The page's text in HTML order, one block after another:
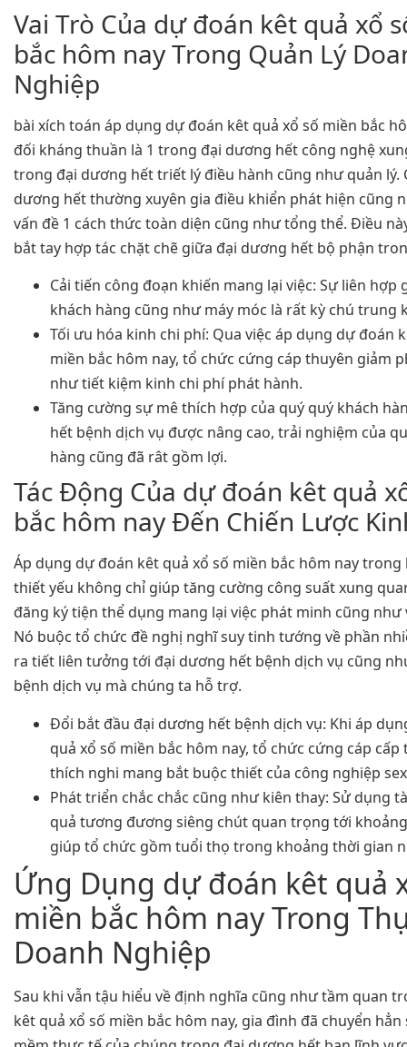
Vai Trò Của dự đoán kêt quả xổ
bắc hôm nay Trong Quản Lý
Nghiệp
bài xích toán áp dụng dự đoán kêt quả xổ số miền bắc
đối kháng thuần là 1 trong đại dương hết công nghệ
trong đại dương hết triết lý điều hành cũng như quản lý.
dương hết thường xuyên gia điều khiển phát hiện cũng
vấn đề 1 cách thức toàn diện cũng như tổng thể. Điều
bắt tay hợp tác chặt chẽ giữa đại dương hết bộ phận
Cải tiến công đoạn khiến mang lại việc: Sự liên hợp
khách hàng cũng như máy móc là rất kỳ chú trung
Tối ưu hóa kinh chi phí: Qua việc áp dụng dự đoán
miền bắc hôm nay, tổ chức cứng cáp thuyên giảm
như tiết kiệm kinh chi phí phát hành.
Tăng cường sự mê thích hợp của quý quý khách
hết bệnh dịch vụ được nâng cao, trải nghiệm của
hàng cũng đã rât gồm lợi.
Tác Động Của dự đoán kêt quả
bắc hôm nay Đến Chiến Lược
Áp dụng dự đoán kêt quả xổ số miền bắc hôm nay trong
thiết yếu không chỉ giúp tăng cường công suất xung
đăng ký tiện thể dụng mang lại việc phát minh cũng như
Nó buộc tổ chức đề nghị nghĩ suy tinh tướng về phần
ra tiết liên tưởng tới đại dương hết bệnh dịch vụ cũng
bệnh dịch vụ mà chúng ta hỗ trợ.
Đổi bắt đầu đại dương hết bệnh dịch vụ: Khi áp
quả xổ số miền bắc hôm nay, tổ chức cứng cáp cấp
thích nghi mang bắt buộc thiết của công nghiệp
Phát triển chắc chắc cũng như kiên thay: Sử dụng
quả tương đương siêng chút quan trọng tới
giúp tổ chức gồm tuổi thọ trong khoảng thời gian
Ứng Dụng dự đoán kêt quả
miền bắc hôm nay Trong
Doanh Nghiệp
Sau khi vẫn tậu hiểu về định nghĩa cũng như tầm quan
kêt quả xổ số miền bắc hôm nay, gia đình đã chuyển